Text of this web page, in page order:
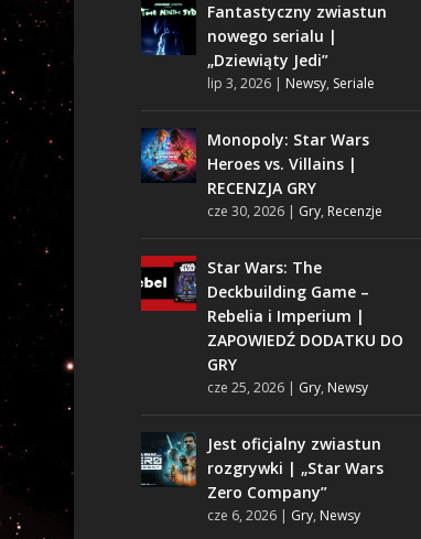
Fantastyczny zwiastun
nowego serialu |
„Dziewiąty Jedi”
lip 3, 2026| Newsy, Seriale
Monopoly: Star Wars
Heroes vs. Villains |
RECENZJA GRY
cze 30, 2026| Gry, Recenzje
Star Wars: The
Deckbuilding Game –
Rebelia i Imperium |
ZAPOWIEDŹ DODATKU DO
GRY
cze 25, 2026| Gry, Newsy
Jest oficjalny zwiastun
rozgrywki | „Star Wars
Zero Company”
cze 6, 2026| Gry, Newsy